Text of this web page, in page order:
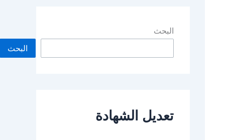
البحث
البحث
تعديل الشهادة